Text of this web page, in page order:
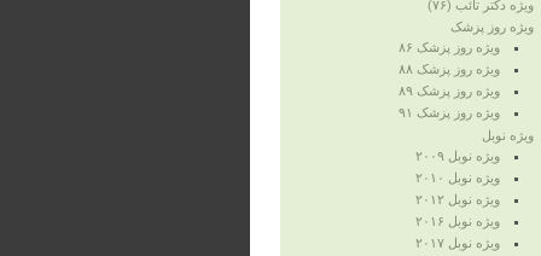
ویژه‌ دکتر تائب (۷۶)
ویژه‌ روز پزشک
ویژه روز پزشک ۸۶
ویژه‌ روز پزشک ۸۸
ویژه‌ روز پزشک ۸۹
ویژه‌ روز پزشک ۹۱
ویژه‌ نوبل
ویژه‌ نوبل ۲۰۰۹
ویژه‌ نوبل ۲۰۱۰
ویژه‌ نوبل ۲۰۱۲
ویژه نوبل ۲۰۱۶
ویژه نوبل ۲۰۱۷